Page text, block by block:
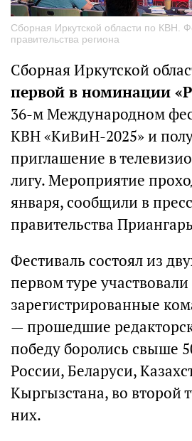
Сборная Иркутской области по КВН.
правительства региона
Сборная Иркутской
первой в номинации
36-м Международном
КВН «КиВиН-2025» и
приглашение в
лигу. Мероприятие
января, сообщили в
правительства
Фестиваль состоял из
первом туре участвовали
зарегистрированные
— прошедшие
победу боролись свыше
России, Беларуси,
Кыргызстана, во второй
них.